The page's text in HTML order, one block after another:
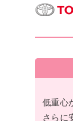
低重心
さらに